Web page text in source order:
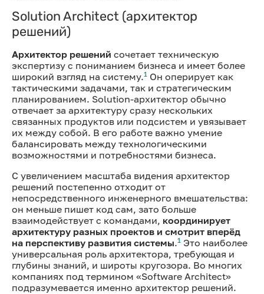
Solution Architect (архитектор
решений)
Архитектор решений сочетает техническую
экспертизу с пониманием бизнеса и имеет более
широкий взгляд на систему.1 Он оперирует как
тактическими задачами, так и стратегическим
планированием. Solution-архитектор обычно
отвечает за архитектуру сразу нескольких
связанных продуктов или подсистем и увязывает
их между собой. В его работе важно умение
балансировать между технологическими
возможностями и потребностями бизнеса.
С увеличением масштаба видения архитектор
решений постепенно отходит от
непосредственного инженерного вмешательства:
он меньше пишет код сам, зато больше
взаимодействует с командами, координирует
архитектуру разных проектов и смотрит вперёд
на перспективу развития системы.1 Это наиболее
универсальная роль архитектора, требующая и
глубины знаний, и широты кругозора. Во многих
компаниях под термином «Software Architect»
подразумевается именно архитектор решений.